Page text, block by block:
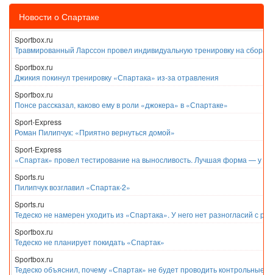
Новости о Спартаке
Sportbox.ru
Травмированный Ларссон провел индивидуальную тренировку на
Sportbox.ru
Джикия покинул тренировку «Спартака» из-за отравления
Sportbox.ru
Понсе рассказал, каково ему в роли «джокера» в «Спартаке»
Sport-Express
Роман Пилипчук: «Приятно вернуться домой»
Sport-Express
«Спартак» провел тестирование на выносливость. Лучшая форма — у
Sports.ru
Пилипчук возглавил «Спартак-2»
Sports.ru
Тедеско не намерен уходить из «Спартака». У него нет разногласий с
Sportbox.ru
Тедеско не планирует покидать «Спартак»
Sportbox.ru
Тедеско объяснил, почему «Спартак» не будет проводить контрольные